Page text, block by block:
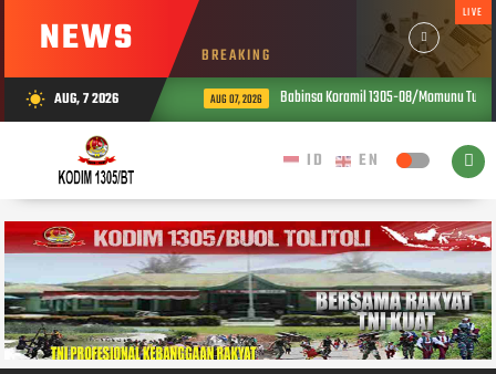
NEWS BREAKING
LIVE
wb_sunny AUG, 7 2026 AUG 07, 2026 Babinsa Koramil 1305-08/Momunu